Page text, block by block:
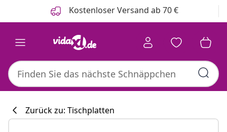
Kostenloser Versand ab 70 €
Zurück zu: Tischplatten